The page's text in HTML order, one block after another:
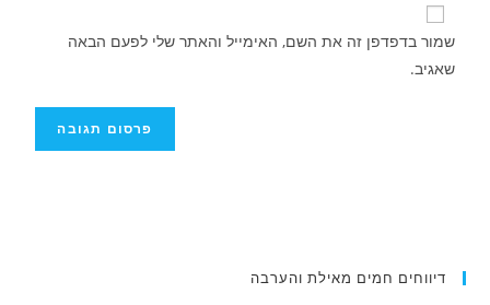
שמור בדפדפן זה את השם, האימייל והאתר שלי לפעם הבאה
שאגיב.
דיווחים חמים מאילת והערבה